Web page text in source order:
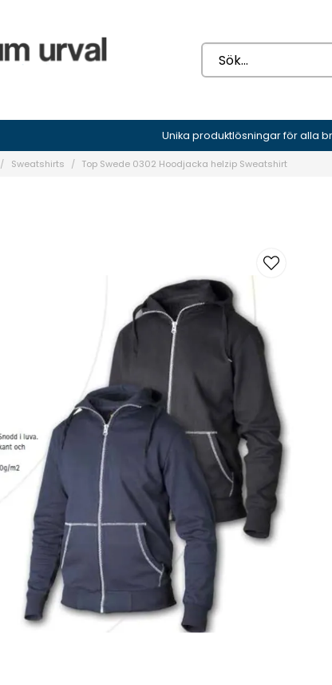
Unika produktlösningar för alla
Sweatshirts Top Swede 0302 Hoodjacka helzip Sweatshirt